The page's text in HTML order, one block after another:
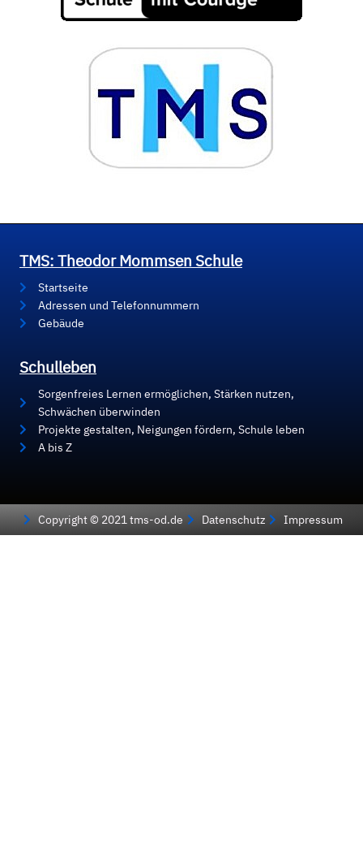
TMS: Theodor Mommsen Schule
Startseite
Adressen und Telefonnummern
Gebäude
Schulleben
Sorgenfreies Lernen ermöglichen, Stärken nutzen,
Schwächen überwinden
Projekte gestalten, Neigungen fördern, Schule leben
A bis Z
Copyright © 2021 tms-od.de Datenschutz Impressum